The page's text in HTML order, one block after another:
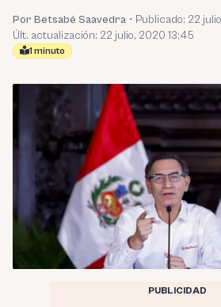
Por Betsabé Saavedra • Publicado: 22
Últ. actualización: 22 julio, 2020 13:45
1 minuto
PUBLICIDAD